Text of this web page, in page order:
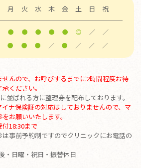
月 火 水 木 金 土 日 祝
● ● ● ● ● ◎ ／ ／
● ● ● ／ ● ／ ／ ／
んので、お呼びするまでに2時間程度お待
ください。
並ばれる方に整理券を配布しております。
ナ保険証の対応はしておりませんので、マ
お願いいたします。
18:30まで
事前予約制ですのでクリニックにお電話の
・日曜・祝日・振替休日